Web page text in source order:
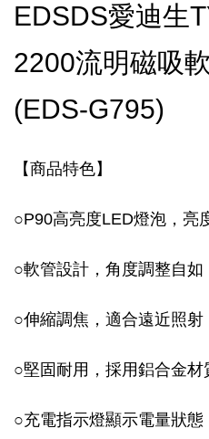
EDSDS愛迪生
2200流明磁吸
(EDS-G795)
【商品特色】
○P90高亮度LED燈泡，亮
○軟管設計，角度調整自如
○伸縮調焦，適合遠近照射
○堅固耐用，採用鋁合金材
○充電指示燈顯示電量狀態